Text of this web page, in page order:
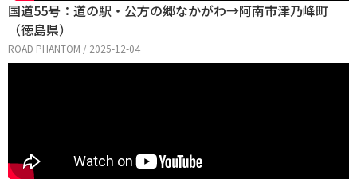
国道55号：道の駅・公方の郷なかがわ→阿南市津乃峰町
（徳島県）
ROAD PHANTOM / 2025-12-04